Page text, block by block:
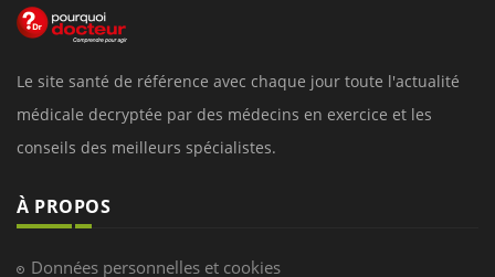
Le site santé de référence avec chaque jour toute l'actualité
médicale decryptée par des médecins en exercice et les
conseils des meilleurs spécialistes.
À PROPOS
Données personnelles et cookies